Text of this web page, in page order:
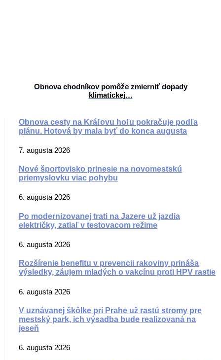
Obnova chodníkov pomôže zmierniť dopady
klimatickej…
Obnova cesty na Kráľovu hoľu pokračuje podľa
plánu. Hotová by mala byť do konca augusta
7. augusta 2026
Nové športovisko prinesie na novomestskú
priemyslovku viac pohybu
6. augusta 2026
Po modernizovanej trati na Jazere už jazdia
električky, zatiaľ v testovacom režime
6. augusta 2026
Rozšírenie benefitu v prevencii rakoviny prináša
výsledky, záujem mladých o vakcínu proti HPV rastie
6. augusta 2026
V uznávanej škôlke pri Prahe už rastú stromy pre
mestský park, ich výsadba bude realizovaná na
jeseň
6. augusta 2026